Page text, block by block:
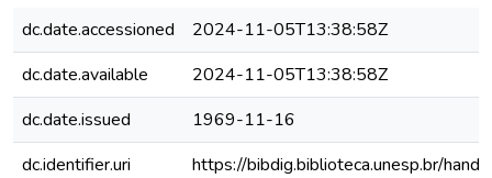
dc.date.accessioned
2024-11-05T13:38:58Z
dc.date.available
2024-11-05T13:38:58Z
dc.date.issued
1969-11-16
dc.identifier.uri
https://bibdig.biblioteca.unesp.br/